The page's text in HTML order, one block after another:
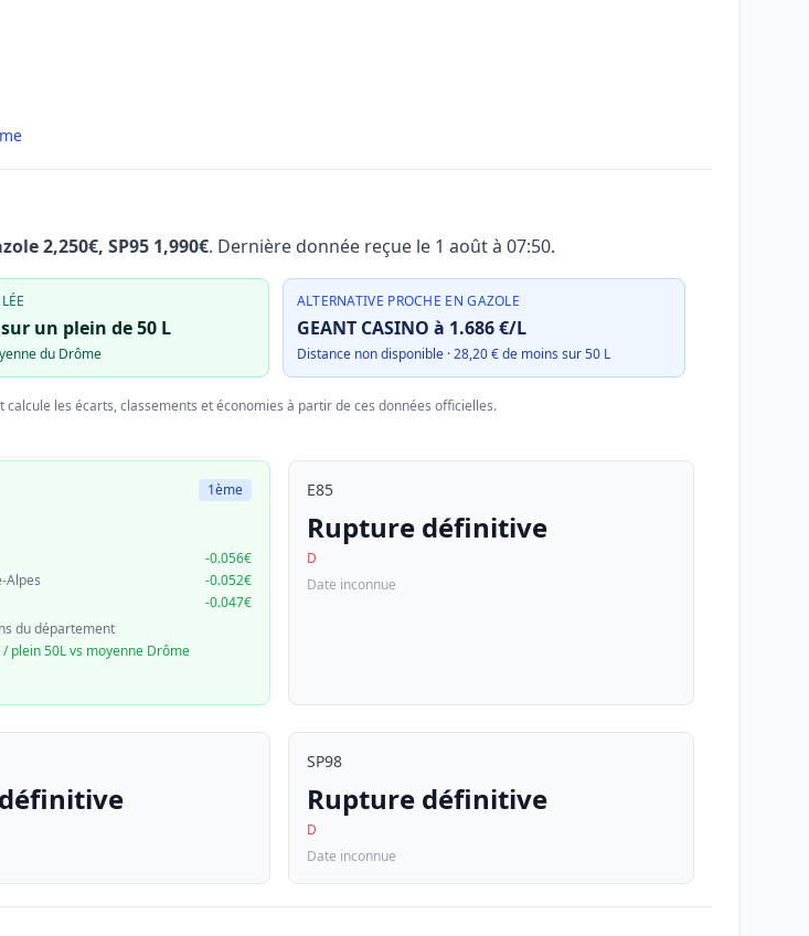
2,250€, SP95 1,990€. Dernière donnée reçue le 1 août à 07:50.
sur un plein de 50 L
du Drôme
ALTERNATIVE PROCHE EN GAZOLE
GEANT CASINO à 1.686 €/L
Distance non disponible · 28,20 € de moins sur 50 L
les écarts, classements et économies à partir de ces données officielles.
1ème
-0.056€
Alpes
-0.052€
-0.047€
du département
plein 50L vs moyenne Drôme
E85
Rupture définitive
D
Date inconnue
SP98
Rupture définitive
D
Date inconnue